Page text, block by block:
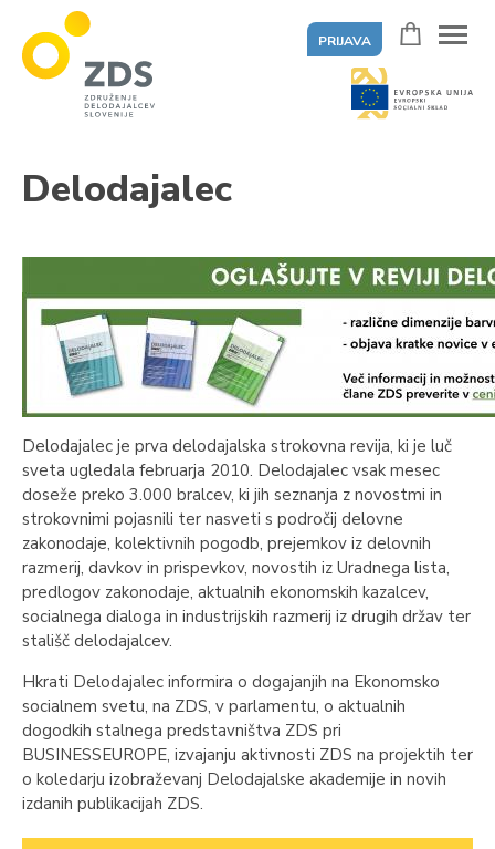
PRIJAVA
Delodajalec
Delodajalec je prva delodajalska strokovna revija, ki je luč
sveta ugledala februarja 2010. Delodajalec vsak mesec
doseže preko 3.000 bralcev, ki jih seznanja z novostmi in
strokovnimi pojasnili ter nasveti s področij delovne
zakonodaje, kolektivnih pogodb, prejemkov iz delovnih
razmerij, davkov in prispevkov, novostih iz Uradnega lista,
predlogov zakonodaje, aktualnih ekonomskih kazalcev,
socialnega dialoga in industrijskih razmerij iz drugih držav ter
stališč delodajalcev.
Hkrati Delodajalec informira o dogajanjih na Ekonomsko
socialnem svetu, na ZDS, v parlamentu, o aktualnih
dogodkih stalnega predstavništva ZDS pri
BUSINESSEUROPE, izvajanju aktivnosti ZDS na projektih ter
o koledarju izobraževanj Delodajalske akademije in novih
izdanih publikacijah ZDS.